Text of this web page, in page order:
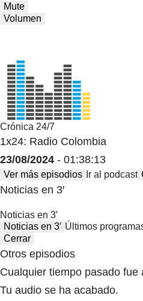
Mute
Volumen
Crónica 24/7
1x24: Radio Colombia
23/08/2024 - 01:38:13
Ver más episodios Ir al podcast
Noticias en 3′
Noticias en 3′
Noticias en 3′ Últimos
Cerrar
Otros episodios
Cualquier tiempo pasado fue
Tu audio se ha acabado.